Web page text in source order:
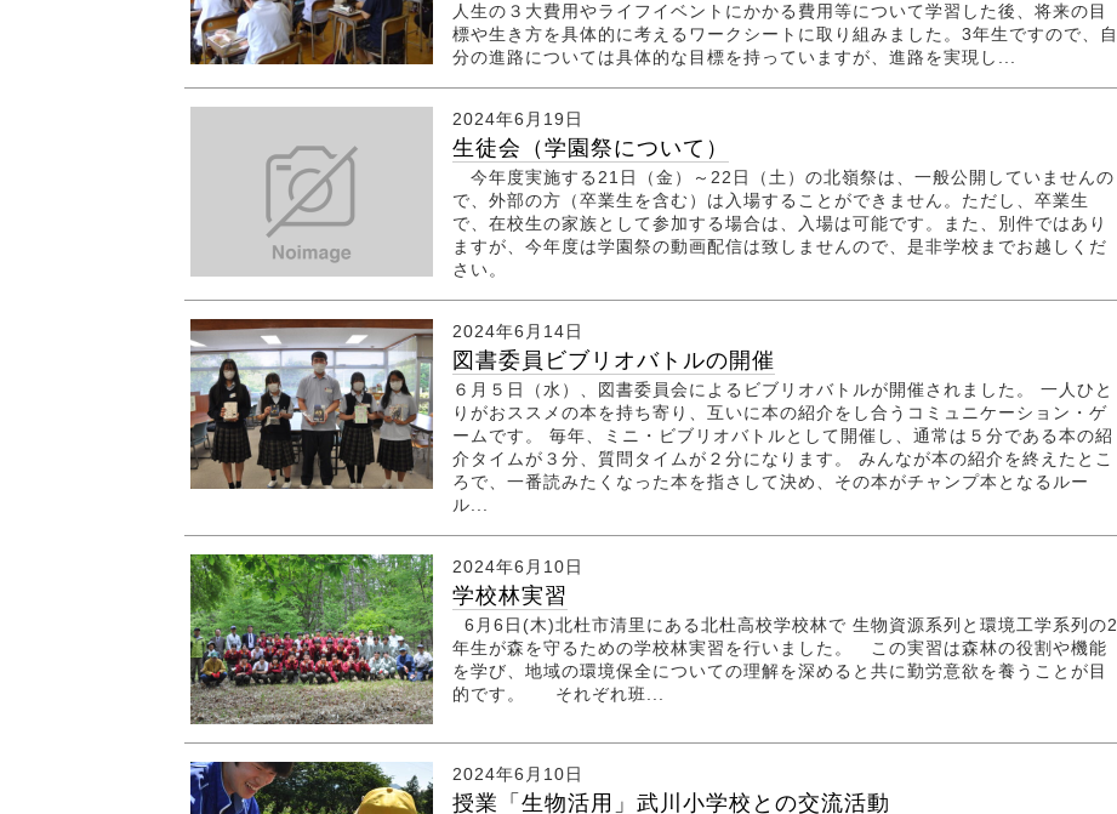
人生の３大費用やライフイベントにかかる費用等について学習した後、将来の目
標や生き方を具体的に考えるワークシートに取り組みました。3年生ですので、自
分の進路については具体的な目標を持っていますが、進路を実現し...
2024年6月19日
生徒会（学園祭について）
今年度実施する21日（金）～22日（土）の北嶺祭は、一般公開していませんの
で、外部の方（卒業生を含む）は入場することができません。ただし、卒業生
で、在校生の家族として参加する場合は、入場は可能です。また、別件ではあり
ますが、今年度は学園祭の動画配信は致しませんので、是非学校までお越しくだ
さい。
2024年6月14日
図書委員ビブリオバトルの開催
６月５日（水）、図書委員会によるビブリオバトルが開催されました。 一人ひと
りがおススメの本を持ち寄り、互いに本の紹介をし合うコミュニケーション・ゲ
ームです。 毎年、ミニ・ビブリオバトルとして開催し、通常は５分である本の紹
介タイムが３分、質問タイムが２分になります。 みんなが本の紹介を終えたとこ
ろで、一番読みたくなった本を指さして決め、その本がチャンプ本となるルー
ル...
2024年6月10日
学校林実習
6月6日(木)北杜市清里にある北杜高校学校林で 生物資源系列と環境工学系列の2
年生が森を守るための学校林実習を行いました。 この実習は森林の役割や機能
を学び、地域の環境保全についての理解を深めると共に勤労意欲を養うことが目
的です。 それぞれ班...
2024年6月10日
授業「生物活用」武川小学校との交流活動